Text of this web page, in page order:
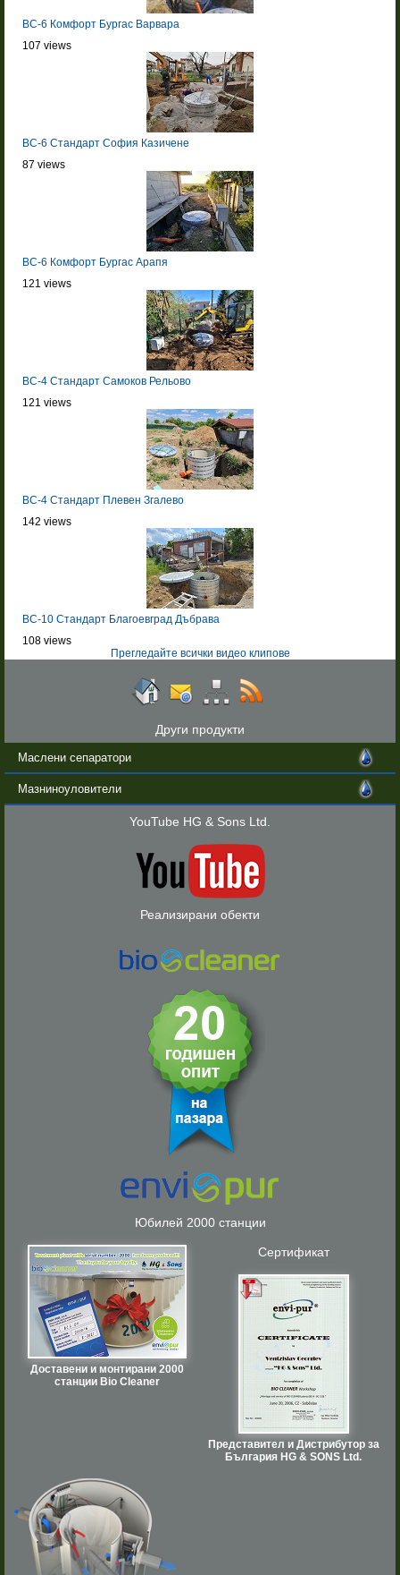
BC-6 Комфорт Бургас Варвара
107 views
BC-6 Стандарт София Казичене
87 views
BC-6 Комфорт Бургас Арапя
121 views
BC-4 Стандарт Самоков Рельово
121 views
BC-4 Стандарт Плевен Згалево
142 views
BC-10 Стандарт Благоевград Дъбрава
108 views
Прегледайте всички видео клипове
Други продукти
Маслени сепаратори
Мазниноуловители
YouTube HG & Sons Ltd.
Реализирани обекти
Юбилей 2000 станции
Доставени и монтирани 2000
станции Bio Cleaner
Сертификат
Представител и Дистрибутор за
България HG & SONS Ltd.